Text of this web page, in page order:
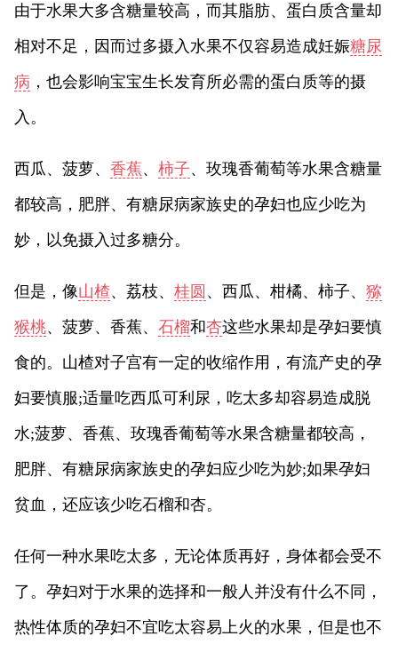
由于水果大多含糖量较高，而其脂肪、蛋白质含量却
相对不足，因而过多摄入水果不仅容易造成妊娠糖尿
病 ，也会影响宝宝生长发育所必需的蛋白质等的摄
入。
西瓜、菠萝、 香蕉、 柿子、玫瑰香葡萄等水果含糖量
都较高，肥胖、有糖尿病家族史的孕妇也应少吃为
妙，以免摄入过多糖分。
但是，像山楂、荔枝、 桂圆 、西瓜、柑橘、柿子、 猕
猴桃、菠萝、香蕉、 石榴和杏这些水果却是孕妇要慎
食的。山楂对子宫有一定的收缩作用，有流产史的孕
妇要慎服;适量吃西瓜可利尿，吃太多却容易造成脱
水;菠萝、香蕉、玫瑰香葡萄等水果含糖量都较高，
肥胖、有糖尿病家族史的孕妇应少吃为妙;如果孕妇
贫血，还应该少吃石榴和杏。
任何一种水果吃太多，无论体质再好，身体都会受不
了。孕妇对于水果的选择和一般人并没有什么不同，
热性体质的孕妇不宜吃太容易上火的水果，但是也不